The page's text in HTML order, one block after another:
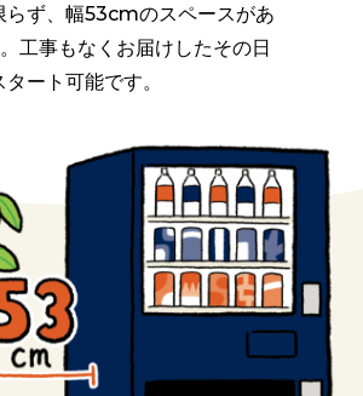
らず、幅53cmのスペースがあ
工事もなくお届けしたその日
ート可能です。